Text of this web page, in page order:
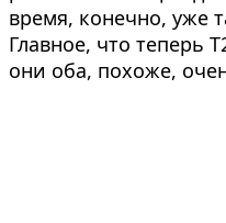
время, конечно, уже
Главное, что теперь
они оба, похоже,